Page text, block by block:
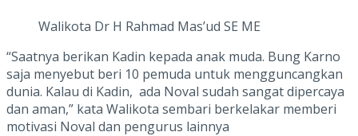
Walikota Dr H Rahmad Mas’ud SE ME
“Saatnya berikan Kadin kepada anak muda. Bung Karno
saja menyebut beri 10 pemuda untuk mengguncangkan
dunia. Kalau di Kadin, ada Noval sudah sangat dipercaya
dan aman,” kata Walikota sembari berkelakar memberi
motivasi Noval dan pengurus lainnya